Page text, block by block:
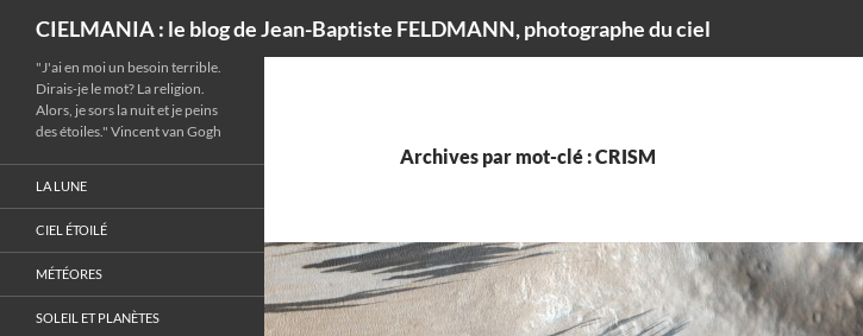
CIELMANIA : le blog de Jean-Baptiste FELDMANN, photographe du ciel
Archives par mot-clé : CRISM
"J'ai en moi un besoin terrible.
Dirais-je le mot? La religion.
Alors, je sors la nuit et je peins
des étoiles." Vincent van Gogh
LA LUNE
CIEL ÉTOILÉ
MÉTÉORES
SOLEIL ET PLANÈTES